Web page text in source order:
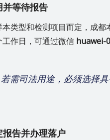
等待报告
类型和检测项目而定，成
作日，可通过微信 huawei-
需司法用途，必须选择
告并办理落户